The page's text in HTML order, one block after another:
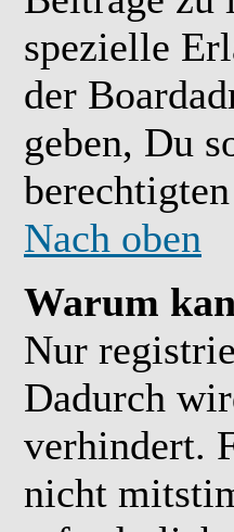
spezielle
der
geben, Du
Nach oben
Warum
Nur
Dadurch
verhindert.
nicht